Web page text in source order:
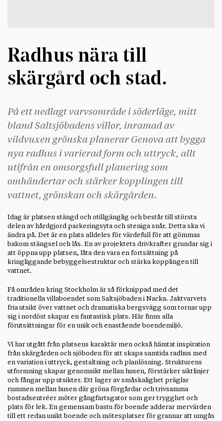
Radhus nära till
skärgård och stad.
På ett nedlagt varvsområde i söderläge, mitt
bland Saltsjöbadens villor, inramad av
vildvuxen grönska planerar Genova att bygga
nya radhus i varierad form och uttryck, allt
utifrån en omsorgsfull planering som
omhändertar och stärker kopplingen till
vattnet, grönskan och skärgården.
Idag är platsen stängd och otillgänglig och består till största
delen av hårdgjord parkeringsyta och steniga snår. Detta ska vi
ändra på. Det är en plats alldeles för värdefull för att gömmas
bakom stängsel och lås. En av projektets drivkrafter grundar sig i
att öppna upp platsen, låta den vara en fortsättning på
kringliggande bebyggelsestruktur och stärka kopplingen till
vattnet.
Få områden kring Stockholm är så förknippad med det
traditionella villaboendet som Saltsjöbaden i Nacka. Jaktvarvets
fria utsikt över vattnet och dramatiska bergsvägg som tornar upp
sig i nordöst skapar en fantastisk plats. Här finns alla
förutsättningar för en unik och enastående boendemiljö.
Vi har utgått från platsens karaktär men också hämtat inspiration
från skärgården och sjöboden för att skapa samtida radhus med
en variation i uttryck, gestaltning och planlösning. Strukturens
utformning skapar genomsikt mellan husen, förstärker siktlinjer
och fångar upp utsikter. Ett lager av småskalighet präglar
rummen mellan husen där gröna förgårdar och trivsamma
bostadsentréer möter gångfartsgator som ger trygghet och
plats för lek. En gemensam bastu för boende adderar mervärden
till ett redan unikt boende och mötesplatser för grannar att umgås